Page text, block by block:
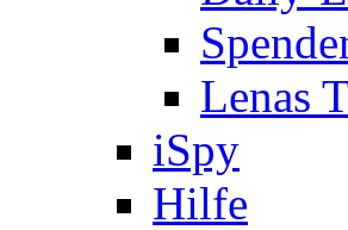
Lenas
iSpy
Hilfe